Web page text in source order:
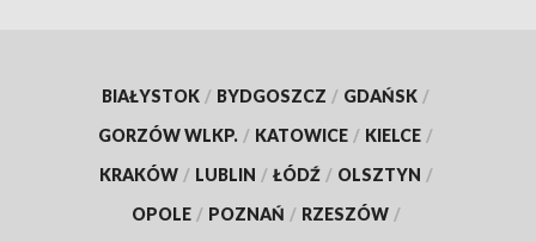
BIAŁYSTOK / BYDGOSZCZ / GDAŃSK /
GORZÓW WLKP. / KATOWICE / KIELCE /
KRAKÓW / LUBLIN / ŁÓDŹ / OLSZTYN /
OPOLE / POZNAŃ / RZESZÓW /